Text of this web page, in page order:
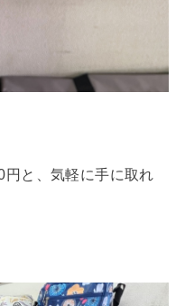
と、気軽に手に取れ